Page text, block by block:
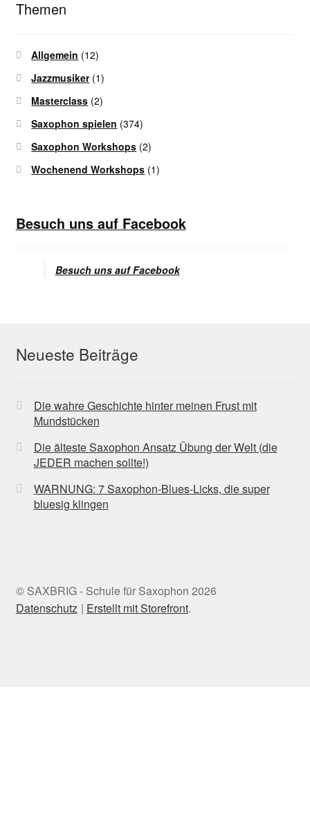
Themen
Allgemein (12)
Jazzmusiker(1)
Masterclass (2)
Saxophon spielen (374)
Saxophon Workshops (2)
Wochenend Workshops (1)
Besuch uns auf Facebook
Besuch uns auf Facebook
Neueste Beiträge
Die wahre Geschichte hinter meinen Frust mit
Mundstücken
Die älteste Saxophon Ansatz Übung der Welt (die
JEDER machen sollte!)
WARNUNG: 7 Saxophon-Blues-Licks, die super
bluesig klingen
© SAXBRIG - Schule für Saxophon 2026
Datenschutz
Erstellt mit Storefront.